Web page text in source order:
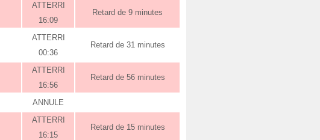
ATTERRI
16:09
Retard de 9 minutes
ATTERRI
00:36
Retard de 31 minutes
ATTERRI
16:56
Retard de 56 minutes
ANNULE
ATTERRI
16:15
Retard de 15 minutes